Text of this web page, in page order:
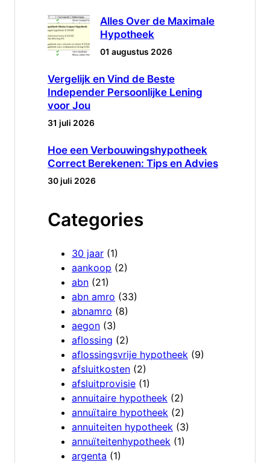
Alles Over de Maximale
Hypotheek
01 augustus 2026
Vergelijk en Vind de Beste
Independer Persoonlijke Lening
voor Jou
31 juli 2026
Hoe een Verbouwingshypotheek
Correct Berekenen: Tips en Advies
30 juli 2026
Categories
30 jaar (1)
aankoop (2)
abn (21)
abn amro (33)
abnamro (8)
aegon (3)
aflossing (2)
aflossingsvrije hypotheek (9)
afsluitkosten (2)
afsluitprovisie (1)
annuitaire hypotheek (2)
annuïtaire hypotheek (2)
annuiteiten hypotheek (3)
annuïteitenhypotheek (1)
argenta (1)